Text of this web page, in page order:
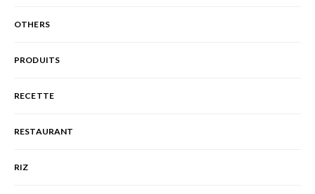
OTHERS
PRODUITS
RECETTE
RESTAURANT
RIZ